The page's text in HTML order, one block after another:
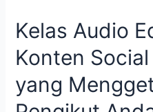
Kelas Audio
Konten
yang
Editing
untuk
Konten
Media:
Suara